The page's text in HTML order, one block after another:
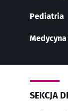
Pediatria
SEKCJA